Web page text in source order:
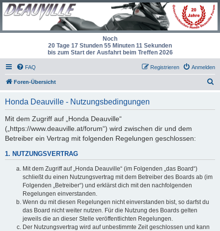
Noch
20 Tage 17 Stunden 55 Minuten 11 Sekunden
bis zum Start der Ausfahrt beim Treffen 2026
FAQ Anmelden
Registrieren
Foren-Übersicht
Honda Deauville - Nutzungsbedingungen
Mit dem Zugriff auf „Honda Deauville“
(„https://www.deauville.at/forum“) wird zwischen dir und dem
Betreiber ein Vertrag mit folgenden Regelungen geschlossen:
1. NUTZUNGSVERTRAG
Mit dem Zugriff auf „Honda Deauville“ (im Folgenden „das Board“)
schließt du einen Nutzungsvertrag mit dem Betreiber des Boards ab (im
Folgenden „Betreiber“) und erklärst dich mit den nachfolgenden
Regelungen einverstanden.
Wenn du mit diesen Regelungen nicht einverstanden bist, so darfst du
das Board nicht weiter nutzen. Für die Nutzung des Boards gelten
jeweils die an dieser Stelle veröffentlichten Regelungen.
Der Nutzungsvertrag wird auf unbestimmte Zeit geschlossen und kann